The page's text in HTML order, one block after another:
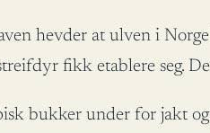
hevder at ulven i
fikk etablere seg.
bukker under for jakt